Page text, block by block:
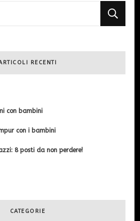
RECENTI
con bambini
con i bambini
8 posti da non perdere!
CATEGORIE